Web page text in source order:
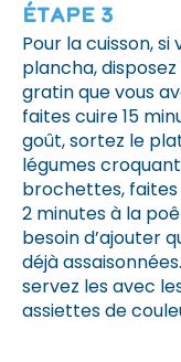
Étape 3
Pour la cuisson, si
plancha,
gratin que vous
faites cuire 15
goût, sortez le
légumes
brochettes,
2 minutes à la
besoin d’ajouter
déjà
servez les avec
assiettes de